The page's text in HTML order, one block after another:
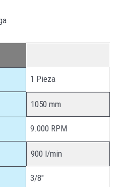
1 Pieza
1050 mm
9.000 RPM
900 l/min
3/8″